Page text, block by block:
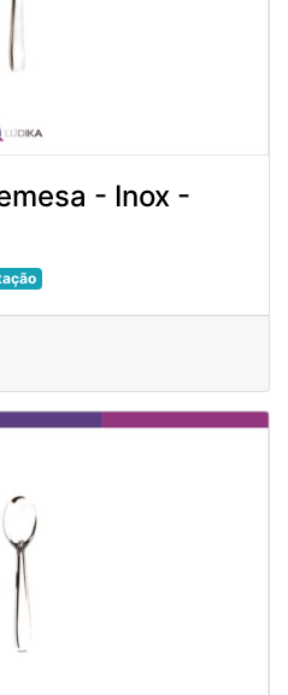
- Inox -